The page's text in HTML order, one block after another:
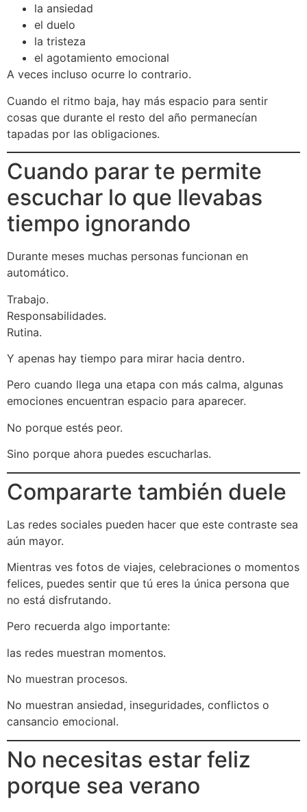
la ansiedad
el duelo
la tristeza
el agotamiento emocional
A veces incluso ocurre lo contrario.
Cuando el ritmo baja, hay más espacio para sentir
cosas que durante el resto del año permanecían
tapadas por las obligaciones.
Cuando parar te permite
escuchar lo que llevabas
tiempo ignorando
Durante meses muchas personas funcionan en
automático.
Trabajo.
Responsabilidades.
Rutina.
Y apenas hay tiempo para mirar hacia dentro.
Pero cuando llega una etapa con más calma, algunas
emociones encuentran espacio para aparecer.
No porque estés peor.
Sino porque ahora puedes escucharlas.
Compararte también duele
Las redes sociales pueden hacer que este contraste sea
aún mayor.
Mientras ves fotos de viajes, celebraciones o momentos
felices, puedes sentir que tú eres la única persona que
no está disfrutando.
Pero recuerda algo importante:
las redes muestran momentos.
No muestran procesos.
No muestran ansiedad, inseguridades, conflictos o
cansancio emocional.
No necesitas estar feliz
porque sea verano